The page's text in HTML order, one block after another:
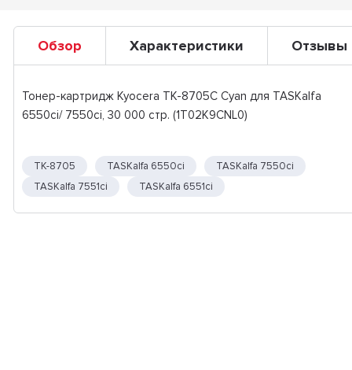
Обзор Характеристики Отзывы
Тонер-картридж Kyocera TK-8705C Cyan для TASKalfa
6550ci/ 7550ci, 30 000 стр. (1T02K9CNL0)
TK-8705 TASKalfa 6550ci
TASKalfa 7550ci
TASKalfa 7551ci
TASKalfa 6551ci